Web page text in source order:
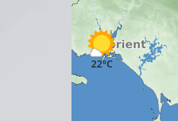
22°C